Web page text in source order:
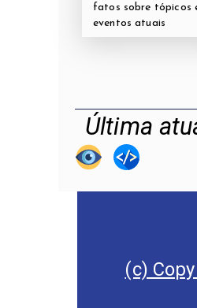
fatos sobre tópicos
eventos atuais
Última
(c)